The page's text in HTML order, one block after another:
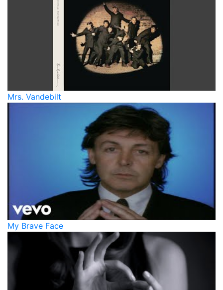
Mrs. Vandebilt
My Brave Face